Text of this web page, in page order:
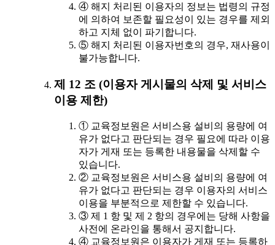
④ 해지 처리된 이용자의 정보는 법령의 규정
에 의하여 보존할 필요성이 있는 경우를 제외
하고 지체 없이 파기합니다.
⑤ 해지 처리된 이용자번호의 경우, 재사용이
불가능합니다.
제 12 조 (이용자 게시물의 삭제 및 서비스
이용 제한)
① 교육정보원은 서비스용 설비의 용량에 여
유가 없다고 판단되는 경우 필요에 따라 이용
자가 게재 또는 등록한 내용물을 삭제할 수
있습니다.
② 교육정보원은 서비스용 설비의 용량에 여
유가 없다고 판단되는 경우 이용자의 서비스
이용을 부분적으로 제한할 수 있습니다.
③ 제 1 항 및 제 2 항의 경우에는 당해 사항을
사전에 온라인을 통해서 공지합니다.
④ 교육정보원은 이용자가 게재 또는 등록하